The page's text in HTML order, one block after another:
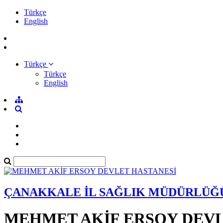
Türkçe
English
Türkçe
Türkçe
English
ÇANAKKALE İL SAĞLIK
MEHMET AKİF ERSOY